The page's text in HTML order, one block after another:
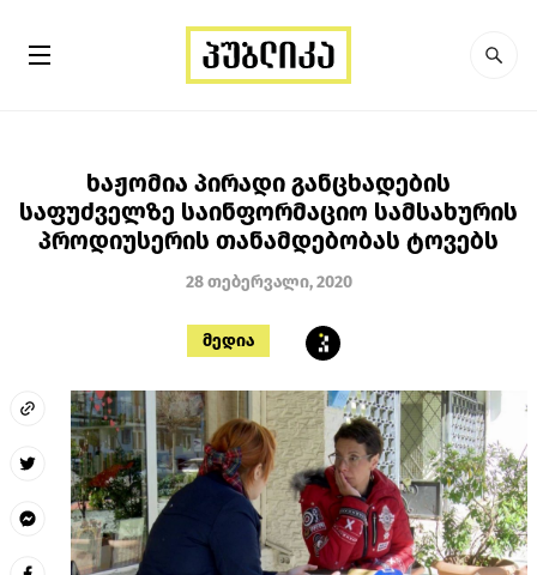
ხაჟომია პირადი განცხადების
საფუძველზე საინფორმაციო სამსახურის
პროდიუსერის თანამდებობას ტოვებს
28 თებერვალი, 2020
მედია